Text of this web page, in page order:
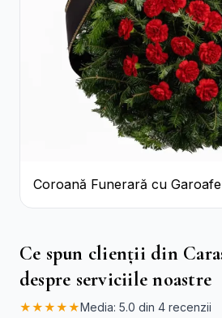
Coroană Funerară cu Garoafe
Ce spun clienții din
despre serviciile noastre
★★★★★Media: 5.0 din 4 recenzii